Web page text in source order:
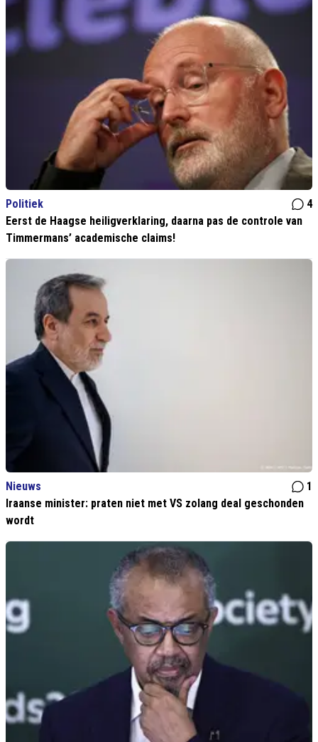
Politiek
4
Eerst de Haagse heiligverklaring, daarna pas de controle van
Timmermans’ academische claims!
Nieuws
1
Iraanse minister: praten niet met VS zolang deal geschonden
wordt